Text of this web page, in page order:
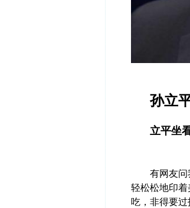
孙立
立平坐
有网友问我
轻松松地印
吃，非得要